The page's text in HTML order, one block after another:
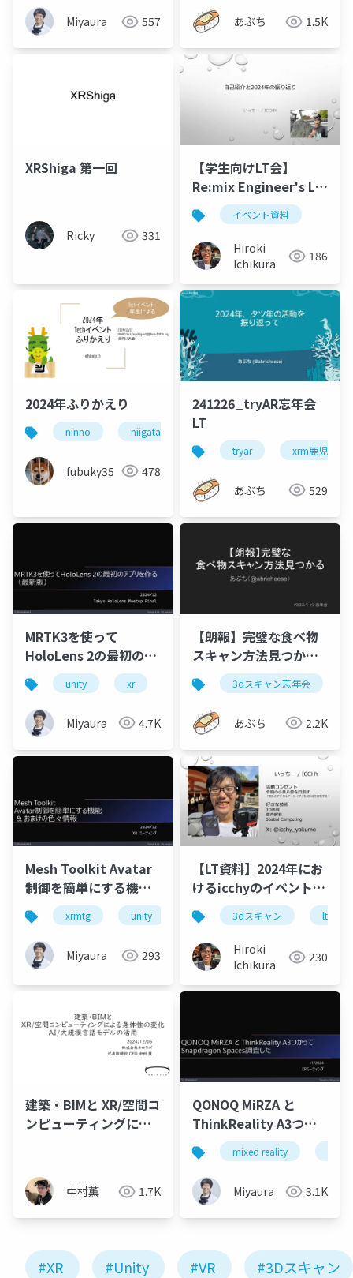
Miyaura 557 あぶち 1.5K
XRShiga 第一回
Ricky 331
【学生向けLT会】
Re:mix Engineer's LT
資料
イベント資料
Hiroki
Ichikura
186
2024年ふりかえり
ninno niigata_5min_tech
fubuky35 478
241226_tryAR忘年会
LT
tryar xrm鹿児島
あぶち 529
MRTK3を使って
HoloLens 2の最初のア
プリを作る（最新版）
unity xr mrtk3 hololens mixed
Miyaura 4.7K
【朗報】完璧な食べ物
スキャン方法見つかる
_2024年3Dスキャン忘
年会LT
3dスキャン忘年会
あぶち 2.2K
Mesh Toolkit Avatar
制御を簡単にする機能
& おまけの色々情報
xrmtg unity xr microsoft mesh
Miyaura 293
【LT資料】2024年にお
けるicchyのイベントと
活動まとめ3dスキャン lt資料
Hiroki
Ichikura
230
建築・BIMと XR/空間コ
ンピューティングによ
(20241206_建築学会情
報シンポ)中村薫 1.7K
QONOQ MiRZA と
ThinkReality A3つか
ってSnapdragon
Spaces調査した
mixed reality
Miyaura 3.1K
#XR #Unity #VR #3Dスキャン